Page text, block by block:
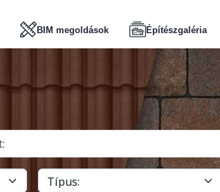
BIM megoldások Építészgaléria